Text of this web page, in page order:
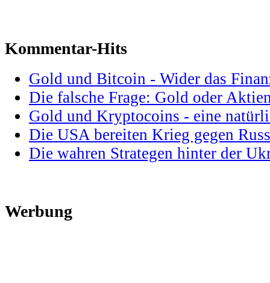
Kommentar-Hits
Gold und Bitcoin - Wider das
Die falsche Frage: Gold oder
Gold und Kryptocoins - eine
Die USA bereiten Krieg gegen
Die wahren Strategen hinter der
Werbung